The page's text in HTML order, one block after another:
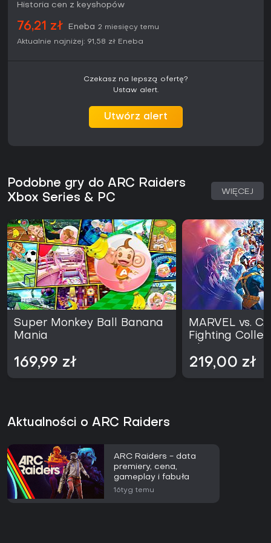
system progresji zapewnia sporo głębi, by wracać.
Historia cen z keyshopów
76,21 zł Eneba 2 miesięcy temu
Aktualnie najniżej: 91,58 zł Eneba
Czekasz na lepszą ofertę?
Ustaw alert.
Utwórz alert
Podobne gry do ARC Raiders
Xbox Series & PC
WIĘCEJ
Super Monkey Ball Banana
Mania
169,99 zł
MARVEL vs.
Fighting
219,00 zł
Aktualności o ARC Raiders
ARC Raiders - data
premiery, cena,
gameplay i fabuła
16tyg temu